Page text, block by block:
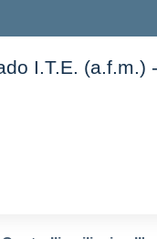
I.T.E. (a.f.m.)